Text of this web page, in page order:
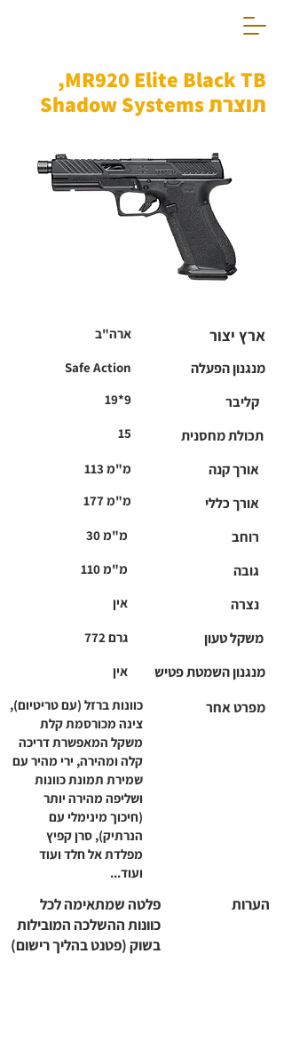
MR920 Elite Black TB,
תוצרת Shadow Systems
ארה"ב
Safe Action
19*9
15
ארץ יצור
מנגנון הפעלה
קליבר
תכולת מחסנית
113 מ"מ
177 מ"מ
30 מ"מ
110 מ"מ
אין
אורך קנה
אורך כללי
רוחב
גובה
נצרה
772 גרם משקל טעון
אין מנגנון השמטת פטיש
כוונות ברזל (עם טריטיום),
צינה מכורסמת קלת
משקל המאפשרת דריכה
קלה ומהירה, ירי מהיר עם
שמירת תמונת כוונות
ושליפה מהירה יותר
(חיכוך מינימלי עם
הנרתיק), סרן קפיץ
מפלדת אל חלד ועוד
ועוד...
מפרט אחר
פלטה שמתאימה לכל
כוונות ההשלכה המובילות
בשוק (פטנט בהליך רישום)
הערות